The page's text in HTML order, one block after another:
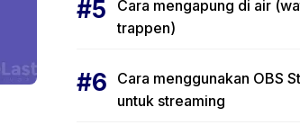
Cara mengapung di air
trappen)
Cara menggunakan OBS
untuk streaming